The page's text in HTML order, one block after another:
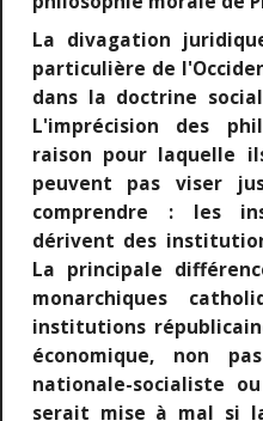
La divagation
particulière de
dans la doctrine
L'imprécision des
raison pour laquelle
peuvent pas viser
comprendre : les
dérivent des
La principale
monarchiques
institutions
économique, non
nationale-socialiste
serait mise à mal si